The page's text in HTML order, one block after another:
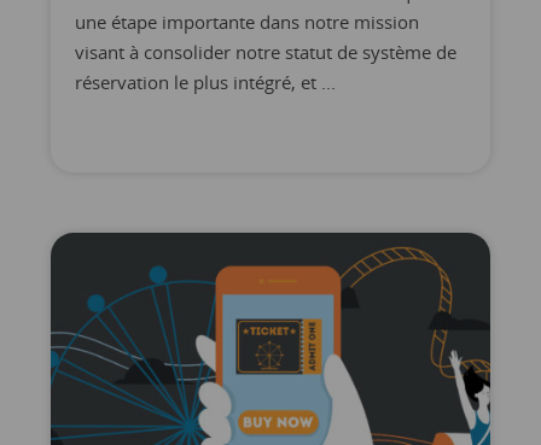
une étape importante dans notre mission
visant à consolider notre statut de système de
réservation le plus intégré, et ...